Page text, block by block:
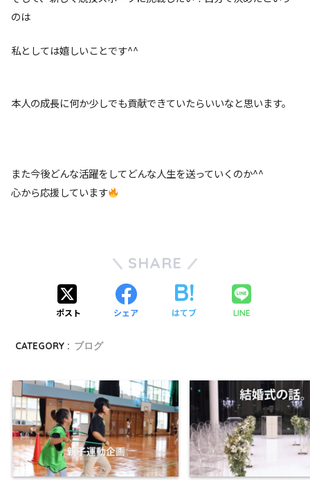
のは
私としては嬉しいことです^^
本人の成長に何か少しでも貢献できていたらいいなと思います。
また今後どんな活躍をしてどんな人生を送っていくのか^^
心から応援しています
SHARE
ポスト シェア はてブ LINE
CATEGORY : ブログ